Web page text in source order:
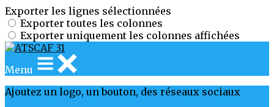
Exporter les lignes sélectionnées
Exporter toutes les colonnes
Exporter uniquement les colonnes affichées
Menu
Ajoutez un logo, un bouton, des réseaux sociaux